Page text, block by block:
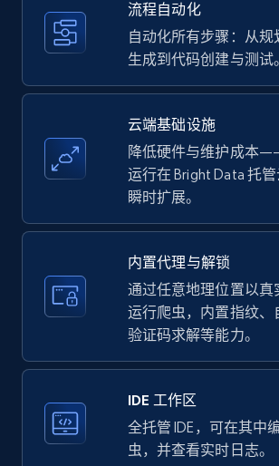
Title, Seller name, Brand, Description,
price, Currency, Availability, Reviews
Amazon products - find products
upc numbers
price, Currency, Availability, Reviews
more.
5.7K+
LinkedIn company information
ID, Name, Country code, Locations,
流程自动化
自动化所有步骤：从规
生成到代码创建与测试。
云端基础设施
降低硬件与维护成本
运行在 Bright Data 托
瞬时扩展。
内置代理与解锁
通过任意地理位置以真
运行爬虫，内置指纹、
验证码求解等能力。
IDE 工作区
全托管 IDE，可在其中
虫，并查看实时日志。